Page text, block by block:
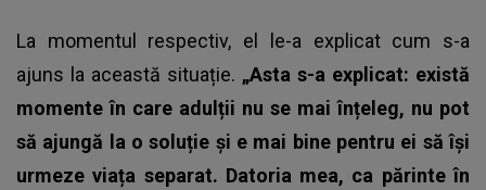
La momentul respectiv, el le-a explicat cum s-a
ajuns la această situație. „Asta s-a explicat: există
momente în care adulții nu se mai înțeleg, nu pot
să ajungă la o soluție și e mai bine pentru ei să își
urmeze viața separat. Datoria mea, ca părinte în